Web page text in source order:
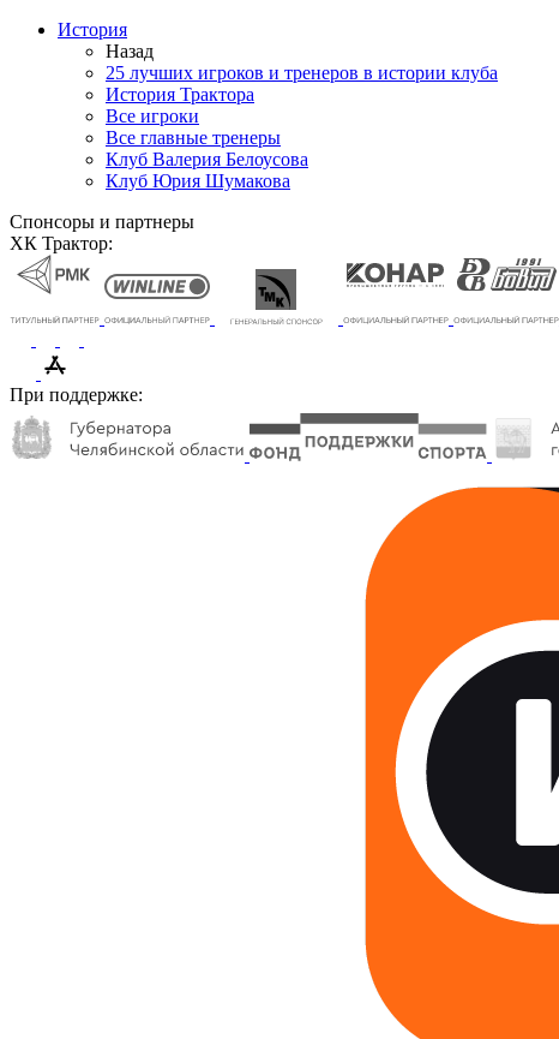
История
Назад
25 лучших игроков и тренеров в истории клуба
История Трактора
Все игроки
Все главные тренеры
Клуб Валерия Белоусова
Клуб Юрия Шумакова
Спонсоры и партнеры
ХК Трактор:
При поддержке: